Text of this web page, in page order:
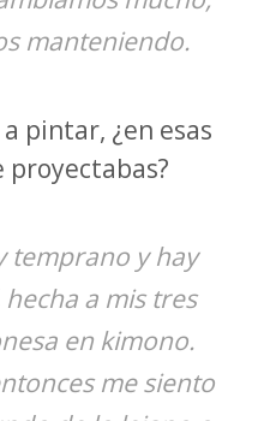
manteniendo.
pintar, ¿en esas
temprano y hay
a mis tres
en kimono.
me siento